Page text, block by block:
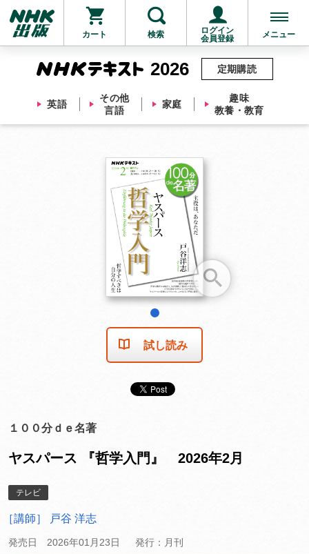
カート 検索
ログイン
会員登録
メニュー
2026
英語
その他
言語
家庭
趣味
教養・教育
定期購読
他にも商品を買う
試し読み
１００分ｄｅ名著
ヤスパース 『哲学入門』 2026年2月
テレビ
［講師］ 戸谷 洋志
発売日 2026年01月23日 発行：月刊